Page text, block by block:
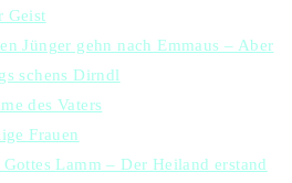
Geist
Jünger gehn nach Emmaus – Aber
schens Dirndl
des Vaters
Frauen
Gottes Lamm – Der Heiland erstand